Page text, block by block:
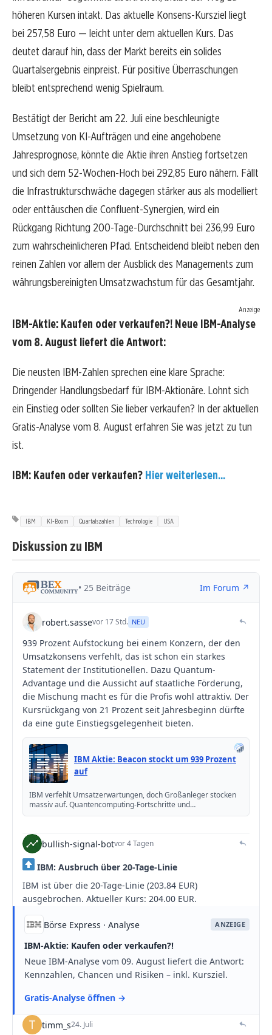
höheren Kursen intakt. Das aktuelle Konsens-Kursziel liegt
bei 257,58 Euro — leicht unter dem aktuellen Kurs. Das
deutet darauf hin, dass der Markt bereits ein solides
Quartalsergebnis einpreist. Für positive Überraschungen
bleibt entsprechend wenig Spielraum.
Bestätigt der Bericht am 22. Juli eine beschleunigte
Umsetzung von KI-Aufträgen und eine angehobene
Jahresprognose, könnte die Aktie ihren Anstieg fortsetzen
und sich dem 52-Wochen-Hoch bei 292,85 Euro nähern. Fällt
die Infrastrukturschwäche dagegen stärker aus als modelliert
oder enttäuschen die Confluent-Synergien, wird ein
Rückgang Richtung 200-Tage-Durchschnitt bei 236,99 Euro
zum wahrscheinlicheren Pfad. Entscheidend bleibt neben den
reinen Zahlen vor allem der Ausblick des Managements zum
währungsbereinigten Umsatzwachstum für das Gesamtjahr.
Anzeige
IBM-Aktie: Kaufen oder verkaufen?! Neue IBM-Analyse
vom 8. August liefert die Antwort:
Die neusten IBM-Zahlen sprechen eine klare Sprache:
Dringender Handlungsbedarf für IBM-Aktionäre. Lohnt sich
ein Einstieg oder sollten Sie lieber verkaufen? In der aktuellen
Gratis-Analyse vom 8. August erfahren Sie was jetzt zu tun
ist.
IBM: Kaufen oder verkaufen? Hier weiterlesen...
IBM KI-Boom Quartalszahlen Technologie USA
Diskussion zu IBM